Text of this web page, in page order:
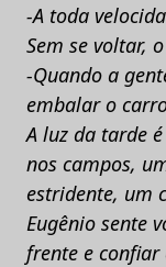
-A toda
Sem se voltar,
-Quando a
embalar o
A luz da tarde
nos campos,
estridente, um
Eugênio sente
frente e confiar